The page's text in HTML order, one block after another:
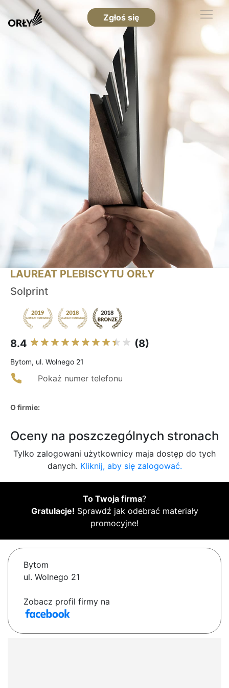
Zgłoś się
LAUREAT PLEBISCYTU ORŁY
Solprint
8.4 (8)
Bytom, ul. Wolnego 21
Pokaż numer telefonu
O firmie:
Oceny na poszczególnych stronach
Tylko zalogowani użytkownicy maja dostęp do tych
danych. Kliknij, aby się zalogować.
To Twoja firma?
Gratulacje! Sprawdź jak odebrać materiały
promocyjne!
Bytom
ul. Wolnego 21
Zobacz profil firmy na